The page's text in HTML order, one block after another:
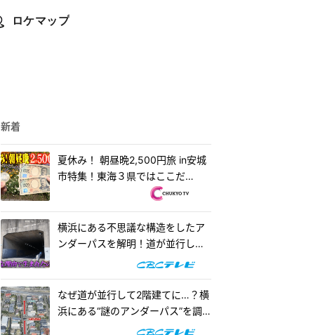
ロケマップ
新着
夏休み！ 朝昼晩2,500円旅 in安城
市特集！東海３県ではここだ
け！？「はなまるうどん×吉野家
横浜にある不思議な構造をしたア
ンダーパスを解明！道が並行して2
階建てになったワケとは『道との
なぜ道が並行して2階建てに…？横
浜にある“謎のアンダーパス”を調
査！『道との遭遇』